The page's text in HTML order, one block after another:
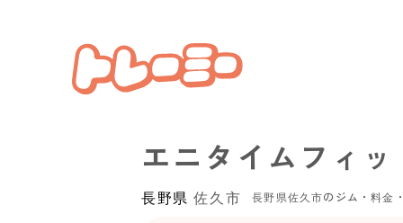
エニタイムフィ
長野県 佐久市 長野県佐久市のジム・料金